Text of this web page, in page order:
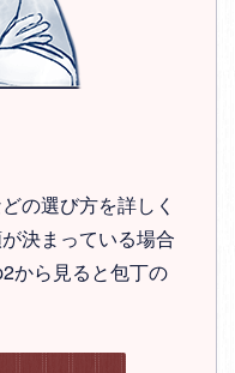
の選び方を詳しく
決まっている場合
から見ると包丁の